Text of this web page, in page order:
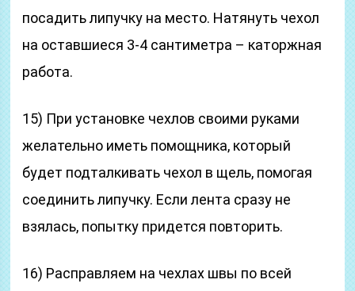
посадить липучку на место. Натянуть чехол
на оставшиеся 3-4 сантиметра – каторжная
работа.
15) При установке чехлов своими руками
желательно иметь помощника, который
будет подталкивать чехол в щель, помогая
соединить липучку. Если лента сразу не
взялась, попытку придется повторить.
16) Расправляем на чехлах швы по всей